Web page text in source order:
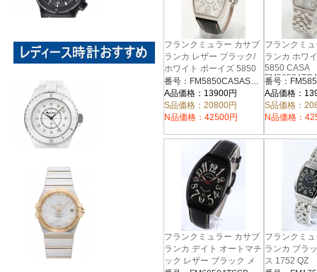
フランクミュラー カサブ
ランカ レザー ブラック/
ホワイト ボーイズ 5850
CASA
FM5850CASASSWHLZBK
番号：FM5850CASASSWHLZBK
A品価格：13900円
S品価格：20800円
N品価格：42500円
フランクミ
ランカ ホワ
5850 CASA
A品価格：
S品価格：
N品価格：
フランクミュラー カサブ
ランカ デイト オートマチ
ック レザー ブラック メ
フランクミ
ランカ ブラ
ス 1752 QZ